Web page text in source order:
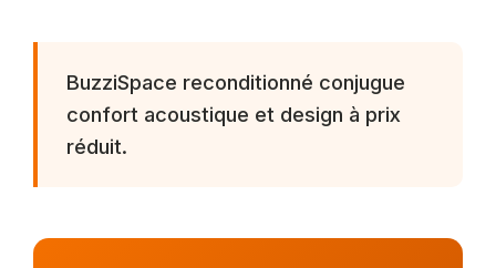
BuzziSpace reconditionné conjugue
confort acoustique et design à prix
réduit.